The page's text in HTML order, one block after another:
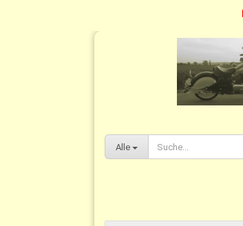
Alle